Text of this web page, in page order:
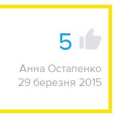
5
Анна Остапенко
29 березня 2015